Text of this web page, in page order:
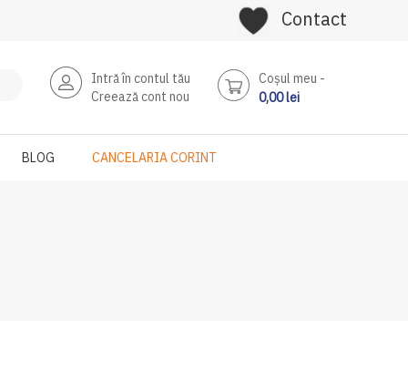
Contact
Intră în contul tău
Creează cont nou
Coşul meu
0,00 lei
BLOG CANCELARIA CORINT